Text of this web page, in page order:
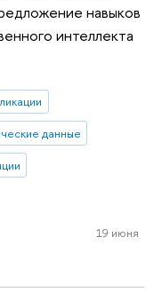
навыков
интеллекта
данные
19 июня